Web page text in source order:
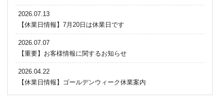
2026.07.13
【休業日情報】7月20日は休業日です
2026.07.07
【重要】お客様情報に関するお知らせ
2026.04.22
【休業日情報】ゴールデンウィーク休業案内